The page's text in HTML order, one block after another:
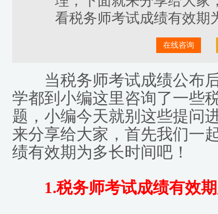
看税务师考试成绩有效期
在线咨询
当税务师考试成绩公布后
学都到小编这里咨询了一些
题，小编今天就别这些提问
来分享给大家，首先我们一
绩有效期为多长时间吧！
1.税务师考试成绩有效期